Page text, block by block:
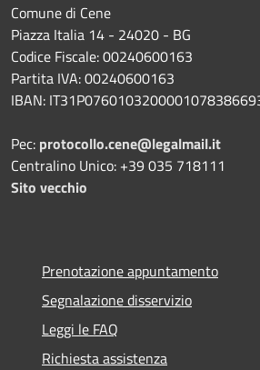
Comune di Cene
Piazza Italia 14 - 24020 - BG
Codice Fiscale: 00240600163
Partita IVA: 00240600163
IBAN:
Pec: protocollo.cene@legalmail.it
Centralino Unico: +39 035 718111
Sito vecchio
Prenotazione appuntamento
Segnalazione disservizio
Leggi le FAQ
Richiesta assistenza